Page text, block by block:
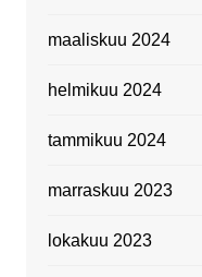
maaliskuu 2024
helmikuu 2024
tammikuu 2024
marraskuu 2023
lokakuu 2023